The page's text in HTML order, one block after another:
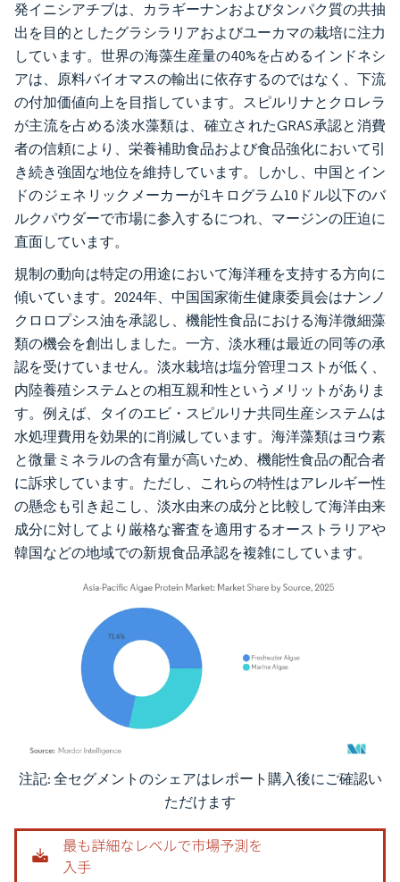
発イニシアチブは、カラギーナンおよびタンパク質の共抽
出を目的としたグラシラリアおよびユーカマの栽培に注力
しています。世界の海藻生産量の40%を占めるインドネシ
アは、原料バイオマスの輸出に依存するのではなく、下流
の付加価値向上を目指しています。スピルリナとクロレラ
が主流を占める淡水藻類は、確立されたGRAS承認と消費
者の信頼により、栄養補助食品および食品強化において引
き続き強固な地位を維持しています。しかし、中国とイン
ドのジェネリックメーカーが1キログラム10ドル以下のバ
ルクパウダーで市場に参入するにつれ、マージンの圧迫に
直面しています。
規制の動向は特定の用途において海洋種を支持する方向に
傾いています。2024年、中国国家衛生健康委員会はナンノ
クロロプシス油を承認し、機能性食品における海洋微細藻
類の機会を創出しました。一方、淡水種は最近の同等の承
認を受けていません。淡水栽培は塩分管理コストが低く、
内陸養殖システムとの相互親和性というメリットがありま
す。例えば、タイのエビ・スピルリナ共同生産システムは
水処理費用を効果的に削減しています。海洋藻類はヨウ素
と微量ミネラルの含有量が高いため、機能性食品の配合者
に訴求しています。ただし、これらの特性はアレルギー性
の懸念も引き起こし、淡水由来の成分と比較して海洋由来
成分に対してより厳格な審査を適用するオーストラリアや
韓国などの地域での新規食品承認を複雑にしています。
画像 © Mordor Intelligence。再利用にはCC BY 4.0の表示が必要です。
注記: 全セグメントのシェアはレポート購入後にご確認い
ただけます